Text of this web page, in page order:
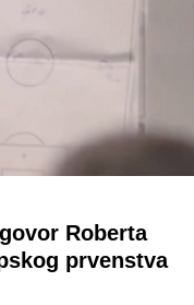
Roberta
prvenstva